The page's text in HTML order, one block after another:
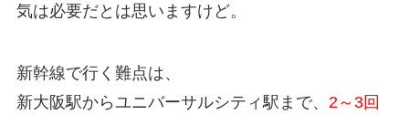
気は必要だとは思いますけど。
新幹線で行く難点は、
新大阪駅からユニバーサルシティ駅まで、 2～3回